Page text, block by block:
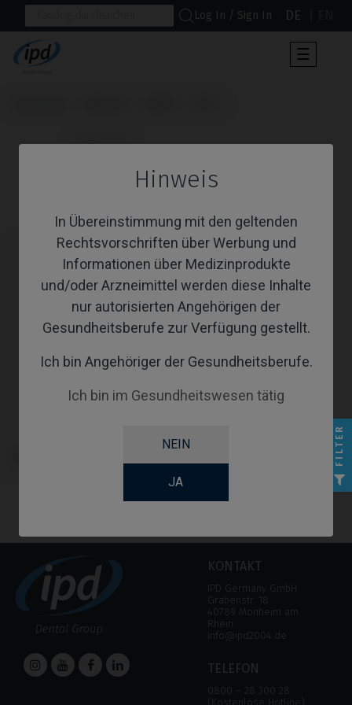
Hinweis
In Übereinstimmung mit den geltenden
Rechtsvorschriften über Werbung und
Informationen über Medizinprodukte
und/oder Arzneimittel werden diese Inhalte
nur autorisierten Angehörigen der
Gesundheitsberufe zur Verfügung gestellt.
Ich bin Angehöriger der Gesundheitsberufe.
Ich bin im Gesundheitswesen tätig
NEIN
JA
Log In / Sign In DE
der
☰
                      Multi-Unit
KONTAKT
IPD Germany GmbH
Grabenstr. 18
40789 Monheim am
Rhein
info@ipd2004.de
TELEFON
0800 – 28 300 28
(Kostenlose Hotline)
FILTER